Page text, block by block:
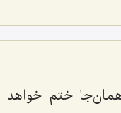
ختم خواهد